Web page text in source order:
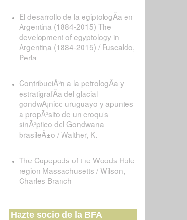
El desarrollo de la egiptologÃ­a en
Argentina (1884-2015) The
development of egyptology in
Argentina (1884-2015) / Fuscaldo,
Perla
ContribuciÃ³n a la petrologÃ­a y
estratigrafÃ­a del glacial
gondwÃ¡nico uruguayo y apuntes
a propÃ³sito de un croquis
sinÃ³ptico del Gondwana
brasileÃ±o / Walther, K.
The Copepods of the Woods Hole
region Massachusetts / Wilson,
Charles Branch
Hazte socio de la BFA